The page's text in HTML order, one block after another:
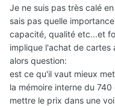
Je ne suis pas très calé
sais pas quelle
capacité, qualité etc...et
implique l'achat de cartes
alors question:
est ce qu'il vaut mieux
la mémoire interne du
mettre le prix dans une